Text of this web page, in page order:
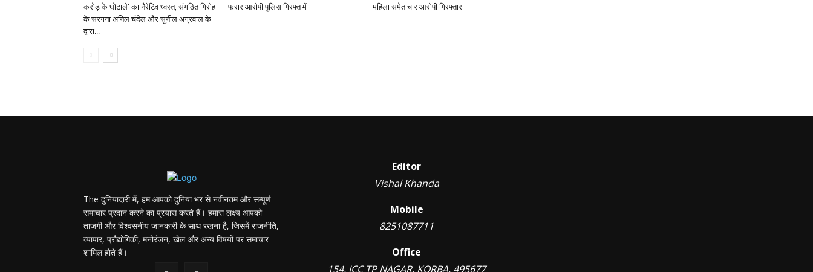
करोड़ के घोटाले’ का नैरेटिव ध्वस्त, संगठित गिरोह
के सरगना अनिल चंदेल और सुनील अग्रवाल के
द्वारा...
फरार आरोपी पुलिस गिरफ्त में
महिला समेत चार आरोपी गिरफ्तार
The दुनियादारी में, हम आपको दुनिया भर से नवीनतम और सम्पूर्ण
समाचार प्रदान करने का प्रयास करते हैं। हमारा लक्ष्य आपको
ताजगी और विश्वसनीय जानकारी के साथ रखना है, जिसमें राजनीति,
व्यापार, प्रौद्योगिकी, मनोरंजन, खेल और अन्य विषयों पर समाचार
शामिल होते हैं।
Editor
Vishal Khanda
Mobile
8251087711
Office
154, ICC TP NAGAR, KORBA, 495677